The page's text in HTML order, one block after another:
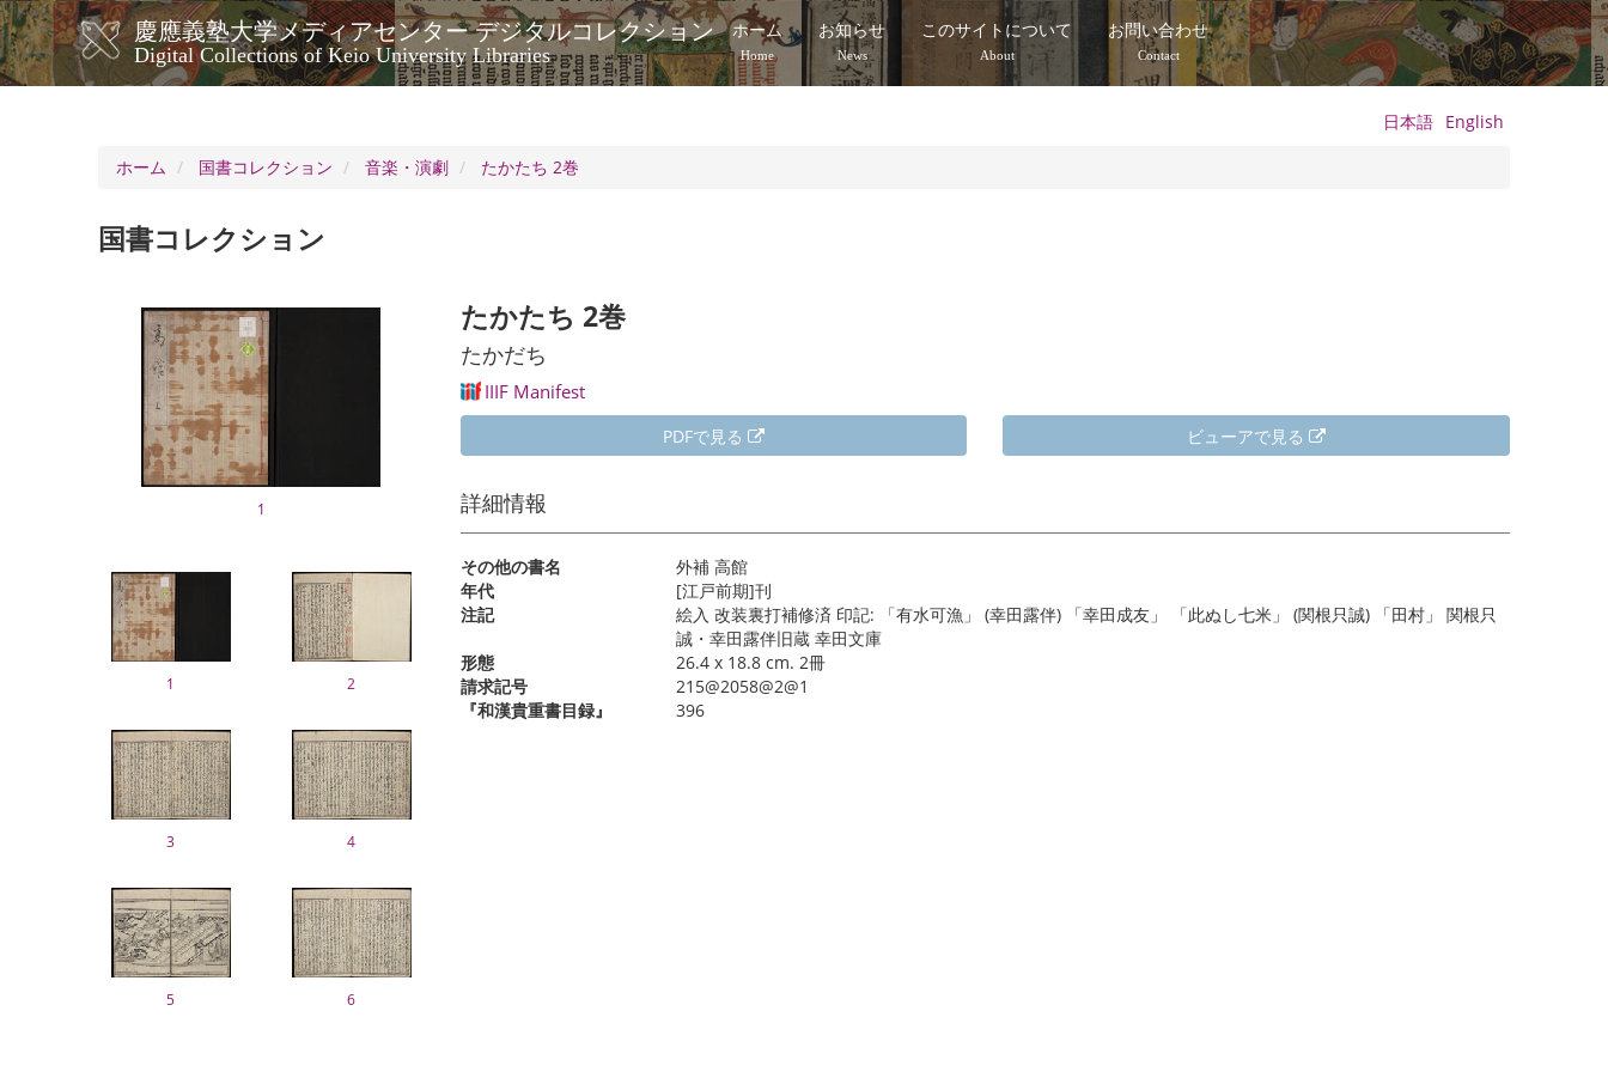
メ
イ
ン
コ
慶應義塾大学メディアセンター デジタルコレクション
Digital Collections of Keio University Libraries
メ
イ
ビ
ー
シ
ホーム
Home
お知らせ
News
このサイトについて
About
お問い合わせ
Contact
日本語 English
ホーム
国書コレクション 音楽・演劇 たかたち 2巻
国書コレクション
1
1 2
3 4
5 6
たかたち 2巻
たかだち
IIIF Manifest
PDFで見る ビューアで見る
詳細情報
その他の書名
外補 高館
年代
[江戸前期]刊
注記
絵入 改装裏打補修済 印記: 「有水可漁」 (幸田露伴) 「幸田成友」 「此ぬし七米」 (関根只誠) 「田村」 関根只
誠・幸田露伴旧蔵 幸田文庫
形態
26.4 x 18.8 cm. 2冊
請求記号
215@2058@2@1
『和漢貴重書目録』
396